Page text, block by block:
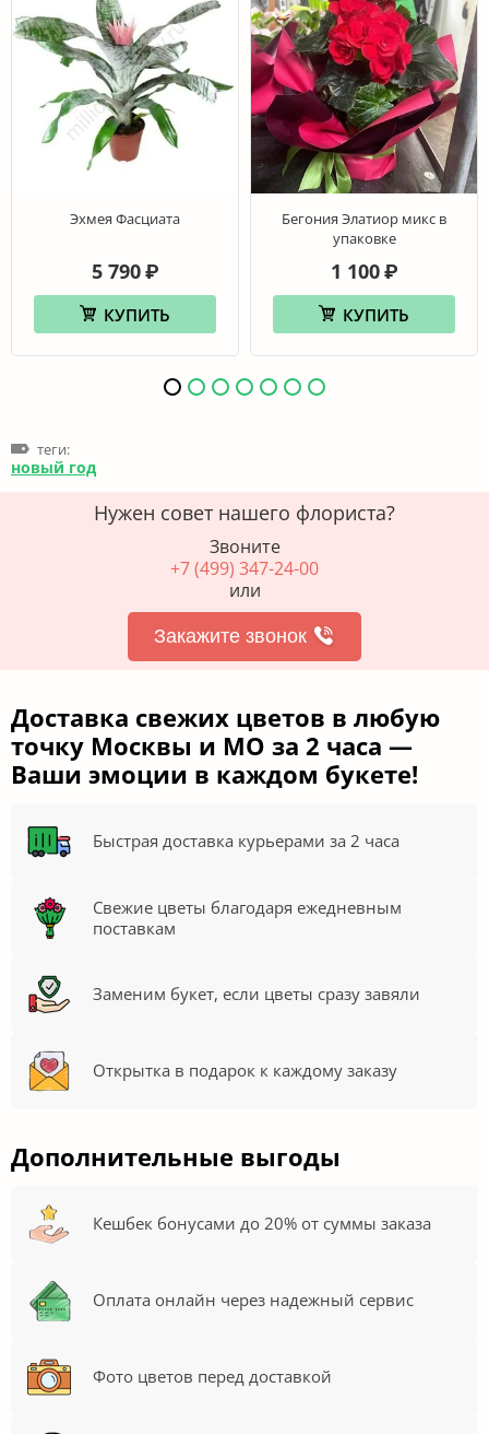
Эхмея Фасциата
5 790 ₽
КУПИТЬ
Бегония Элатиор микс в
упаковке
1 100 ₽
КУПИТЬ
теги:
новый год
Нужен совет нашего флориста?
Звоните
+7 (499) 347-24-00
или
Закажите звонок
Доставка свежих цветов в любую
точку Москвы и МО за 2 часа —
Ваши эмоции в каждом букете!
Быстрая доставка курьерами за 2 часа
Свежие цветы благодаря ежедневным
поставкам
Заменим букет, если цветы сразу завяли
Открытка в подарок к каждому заказу
Дополнительные выгоды
Кешбек бонусами до 20% от суммы заказа
Оплата онлайн через надежный сервис
Фото цветов перед доставкой